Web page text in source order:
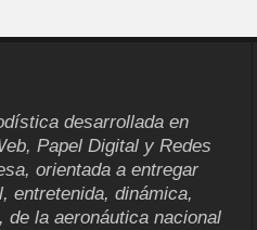
desarrollada en
Papel Digital y Redes
orientada a entregar
entretenida, dinámica,
de la aeronáutica nacional